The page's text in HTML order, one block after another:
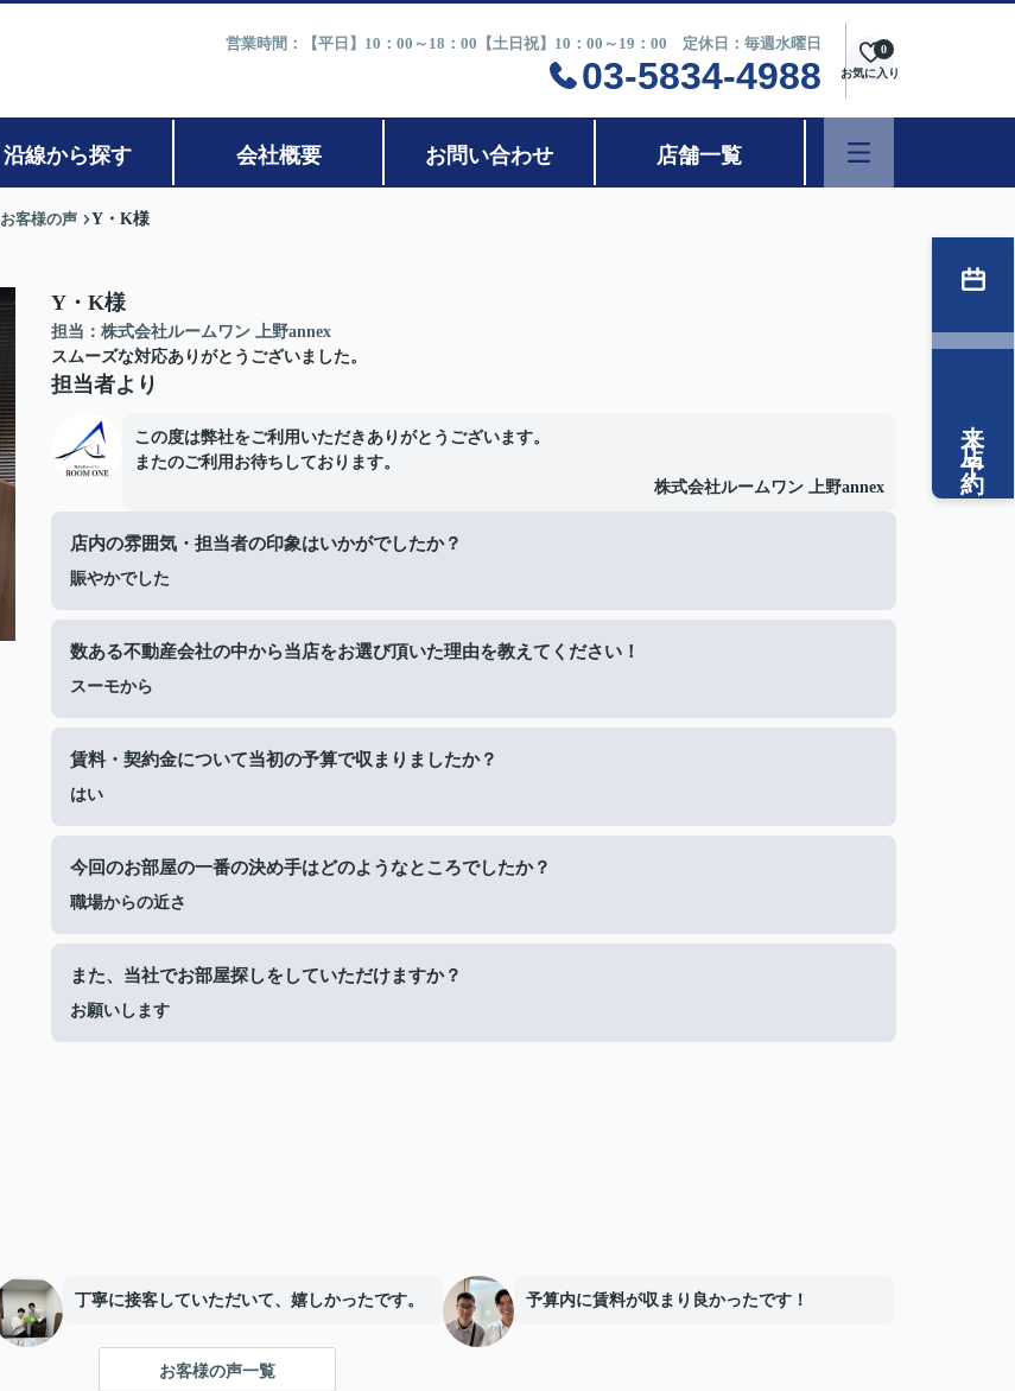
営業時間：【平日】10：00～18：00【土日祝】10：00～19：00 定休日：毎週水曜日
03-5834-4988 お気に入り
0
沿線から探す 会社概要 お問い合わせ 店舗一覧
お客様の声 Y・K様
Y・K様
担当：株式会社ルームワン 上野annex
スムーズな対応ありがとうございました。
担当者より
この度は弊社をご利用いただきありがとうございます。
またのご利用お待ちしております。
株式会社ルームワン 上野annex
店内の雰囲気・担当者の印象はいかがでしたか？
賑やかでした
数ある不動産会社の中から当店をお選び頂いた理由を教えてください！
スーモから
賃料・契約金について当初の予算で収まりましたか？
はい
今回のお部屋の一番の決め手はどのようなところでしたか？
職場からの近さ
また、当社でお部屋探しをしていただけますか？
お願いします
丁寧に接客していただいて、嬉しかったです。 予算内に賃料が収まり良かったです！
お客様の声一覧
来店予約